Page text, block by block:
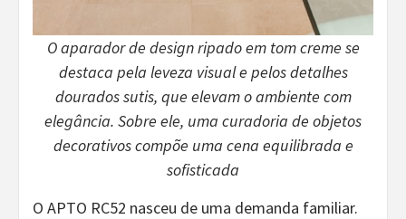
O aparador de design ripado em tom creme se
destaca pela leveza visual e pelos detalhes
dourados sutis, que elevam o ambiente com
elegância. Sobre ele, uma curadoria de objetos
decorativos compõe uma cena equilibrada e
sofisticada
O APTO RC52 nasceu de uma demanda familiar.